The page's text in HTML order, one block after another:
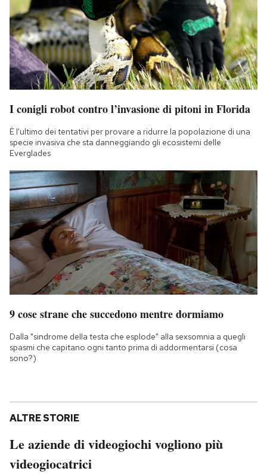
I conigli robot contro l’invasione di pitoni in Florida
È l'ultimo dei tentativi per provare a ridurre la popolazione di una
specie invasiva che sta danneggiando gli ecosistemi delle
Everglades
9 cose strane che succedono mentre dormiamo
Dalla "sindrome della testa che esplode" alla sexsomnia a quegli
spasmi che capitano ogni tanto prima di addormentarsi (cosa
sono?)
ALTRE STORIE
Le aziende di videogiochi vogliono più
videogiocatrici